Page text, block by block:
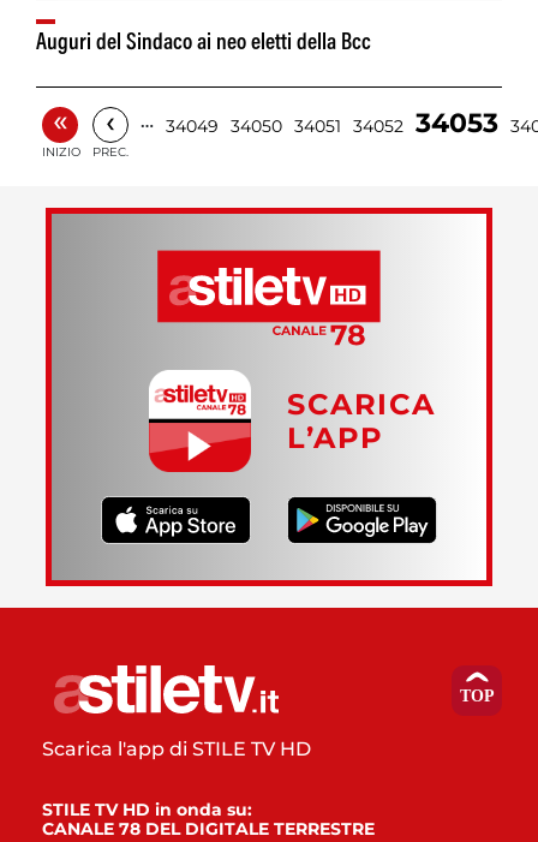
Auguri del Sindaco ai neo eletti della Bcc
«
INIZIO
‹
PREC.
… 34049 34050 34051 34052 34053
SCARICA
L’APP
Scarica l'app di STILE TV HD
STILE TV HD in onda su:
CANALE 78 DEL DIGITALE TERRESTRE